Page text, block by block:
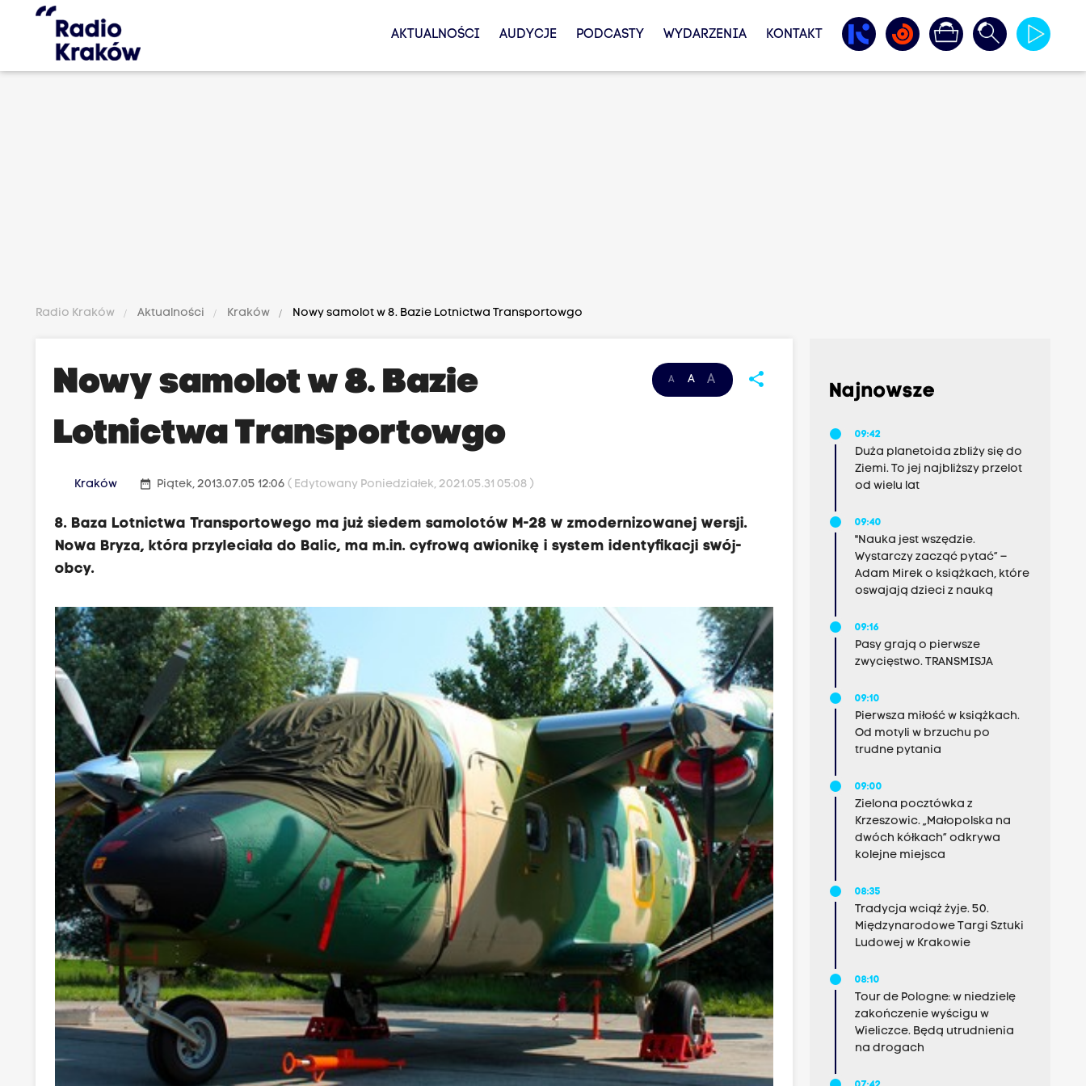
AKTUALNOŚCI AUDYCJE PODCASTY WYDARZENIA KONTAKT
Radio Kraków Aktualności Kraków Nowy samolot w 8. Bazie Lotnictwa Transportowgo
A A A share
Nowy samolot w 8. Bazie
Lotnictwa Transportowgo
Kraków date_range Piątek, 2013.07.05 12:06( Edytowany Poniedziałek, 2021.05.31 05:08 )
8. Baza Lotnictwa Transportowego ma już siedem samolotów M-28 w zmodernizowanej wersji.
Nowa Bryza, która przyleciała do Balic, ma m.in. cyfrową awionikę i system identyfikacji swój-
obcy.
Najnowsze
09:42
Duża planetoida zbliży się do
Ziemi. To jej najbliższy przelot
od wielu lat
09:40
"Nauka jest wszędzie.
Wystarczy zacząć pytać” –
Adam Mirek o książkach, które
oswajają dzieci z nauką
09:16
Pasy grają o pierwsze
zwycięstwo. TRANSMISJA
09:10
Pierwsza miłość w książkach.
Od motyli w brzuchu po
trudne pytania
09:00
Zielona pocztówka z
Krzeszowic. „Małopolska na
dwóch kółkach” odkrywa
kolejne miejsca
08:35
Tradycja wciąż żyje. 50.
Międzynarodowe Targi Sztuki
Ludowej w Krakowie
08:10
Tour de Pologne: w niedzielę
zakończenie wyścigu w
Wieliczce. Będą utrudnienia
na drogach